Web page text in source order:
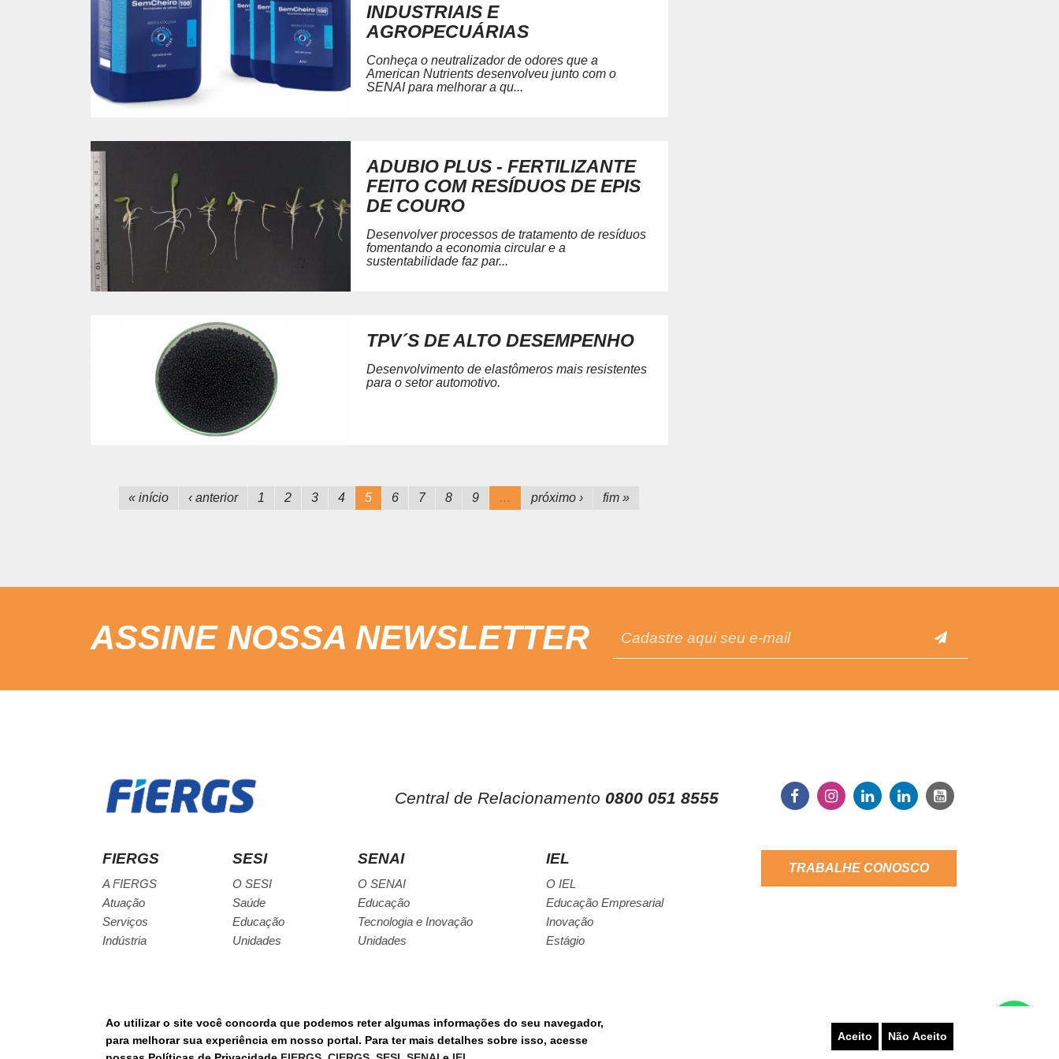
Ao utilizar o site você concorda que podemos reter algumas informações do seu navegador,
para melhorar sua experiência em nosso portal. Para ter mais detalhes sobre isso, acesse
Aceito Não Aceito
INDUSTRIAIS E
AGROPECUÁRIAS
Conheça o neutralizador de odores que a
American Nutrients desenvolveu junto com o
SENAI para melhorar a qu...
ADUBIO PLUS - FERTILIZANTE
FEITO COM RESÍDUOS DE EPIS
DE COURO
Desenvolver processos de tratamento de resíduos
fomentando a economia circular e a
sustentabilidade faz par...
TPV´S DE ALTO DESEMPENHO
Desenvolvimento de elastômeros mais resistentes
para o setor automotivo.
« início ‹ anterior 1 2 3 4 5 6 7 8 9 … próximo › fim »
ASSINE NOSSA NEWSLETTER
Central de Relacionamento0800 051 8555
FIERGS
A FIERGS
Atuação
Serviços
Indústria
SESI
O SESI
Saúde
Educação
Unidades
SENAI
O SENAI
Educação
Tecnologia e Inovação
Unidades
IEL
O IEL
Educação Empresarial
Inovação
Estágio
TRABALHE CONOSCO
© Todos os direitos reservados.
AUTO-ATENDIMENTO
TERMOS DE USO AUTORIZAÇÕES